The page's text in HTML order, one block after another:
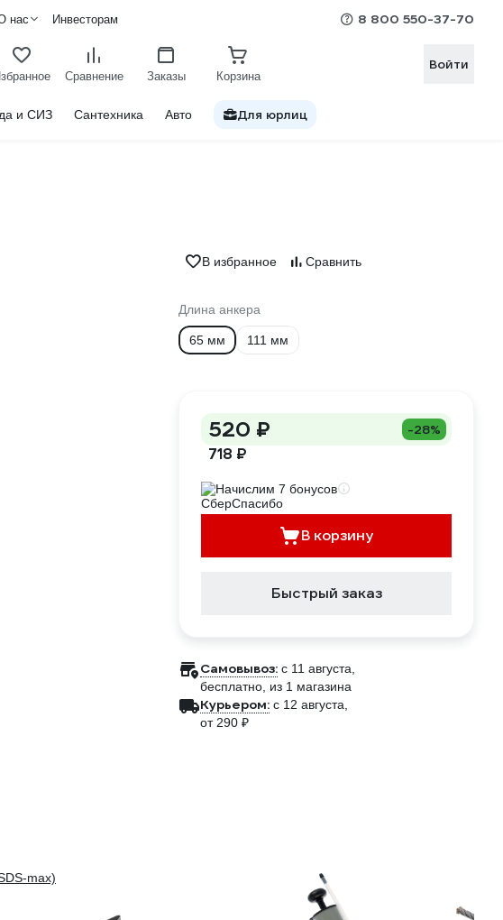
нас Инвесторам 8 800 550-37-70
Сравнение Заказы Корзина
Войти
и СИЗ Сантехника Авто Для юрлиц
В избранное Сравнить
Длина анкера
65 мм 111 мм
520 ₽ -28%
718 ₽
Начислим 7 бонусов
В корзину
Быстрый заказ
Самовывоз: c 11 августа,
бесплатно , из 1 магазина
Курьером: c 12 августа,
от 290 ₽